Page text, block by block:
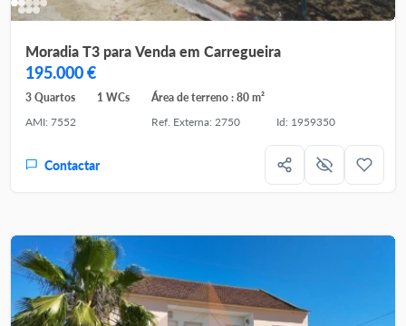
Moradia T3 para Venda em Carregueira
195.000 €
3 Quartos 1 WCs
Área de terreno : 80 m²
AMI: 7552
Ref. Externa: 2750 Id: 1959350
Contactar